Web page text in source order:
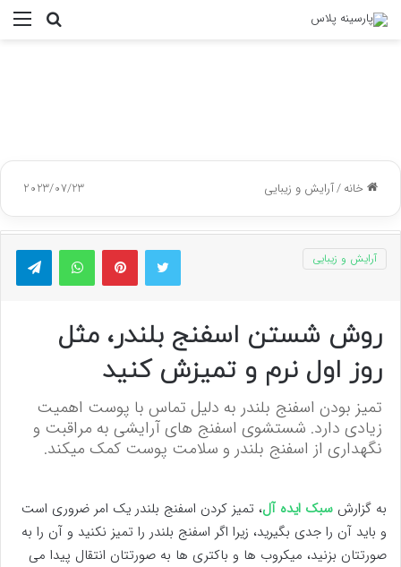
جستجو
خانه/آرایش و زیبایی 2023/07/23
توییتر پینتریستواتس آپ
آرایش و زیبایی
روش شستن اسفنج بلندر، مثل
روز اول نرم و تمیزش کنید
تمیز بودن اسفنج بلندر به دلیل تماس با پوست اهمیت
زیادی دارد. شستشوی اسفنج های آرایشی به مراقبت و
نگهداری از اسفنج بلندر و سلامت پوست کمک میکند.
به گزارش سبک ایده آل، تمیز کردن اسفنج بلندر یک امر ضروری است
و باید آن را جدی بگیرید، زیرا اگر اسفنج بلندر را تمیز نکنید و آن را به
صورتتان بزنید، میکروب ها و باکتری ها به صورتتان انتقال پیدا می‌